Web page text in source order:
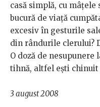
casă simplă, cu mâțele
bucură de viață
excesiv în gesturile
din rândurile clerului?
O doză de
tihnă, altfel ești chinuit
3 august 2008